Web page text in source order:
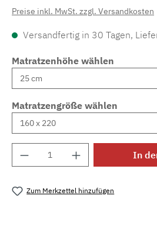
Preise inkl. MwSt. zzgl. Versandkosten
Versandfertig in 30 Tagen,
Matratzenhöhe wählen
Matratzengröße wählen
Produkt Anzahl: GibIn
Zum Merkzettel hinzufügen